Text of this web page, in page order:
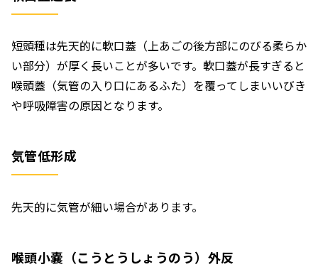
短頭種は先天的に軟口蓋（上あごの後方部にのびる柔らか
い部分）が厚く長いことが多いです。軟口蓋が長すぎると
喉頭蓋（気管の入り口にあるふた）を覆ってしまいいびき
や呼吸障害の原因となります。
気管低形成
先天的に気管が細い場合があります。
喉頭小嚢（こうとうしょうのう）外反